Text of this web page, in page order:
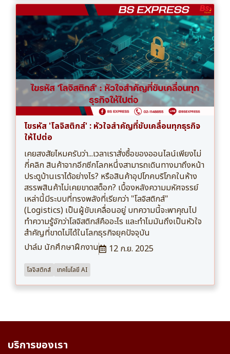
ไขรหัส 'โลจิสติกส์' : หัวใจสำคัญที่ขับเคลื่อนทุกธุรกิจ
ให้ไปต่อ
เคยสงสัยไหมครับว่า...เวลาเราสั่งซื้อของออนไลน์เพียงไม่
กี่คลิก สินค้าจากอีกซีกโลกหนึ่งสามารถเดินทางมาถึงหน้า
ประตูบ้านเราได้อย่างไร? หรือสินค้าอุปโภคบริโภคในห้าง
สรรพสินค้าไม่เคยขาดสต็อก? เบื้องหลังความมหัศจรรย์
เหล่านี้มีระบบที่ทรงพลังที่เรียกว่า "โลจิสติกส์"
(Logistics) เป็นผู้ขับเคลื่อนอยู่ บทความนี้จะพาคุณไป
ทำความรู้จักว่าโลจิสติกส์คืออะไร และทำไมมันถึงเป็นหัวใจ
สำคัญที่ขาดไม่ได้ในโลกธุรกิจยุคปัจจุบัน
ปาล์ม นักศึกษาฝึกงาน
12 ก.ย. 2025
โลจิสติกส์ เทคโนโลยี AI
บริการของเรา